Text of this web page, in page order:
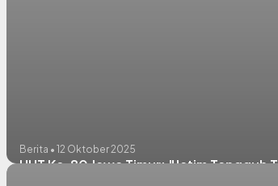
Berita • 12 Oktober 2025
HUT Ke-80 Jawa Timur: "Jatim Tangguh